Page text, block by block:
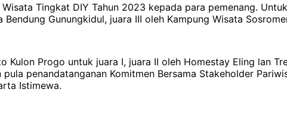
Tingkat DIY Tahun 2023 kepada para pemenang.
Gunungkidul, juara III oleh Kampung Wisata
Progo untuk juara I, juara II oleh Homestay Eling lan
penandatanganan Komitmen Bersama Stakeholder
Istimewa.